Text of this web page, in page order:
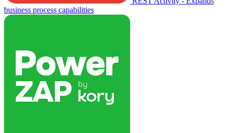
business process capabilities